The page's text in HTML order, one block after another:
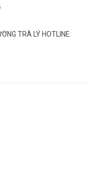
TRÀ LÝ HOTLINE: